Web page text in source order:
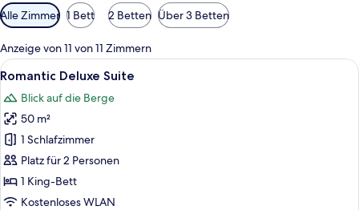
Verfügbare
Filter
für
Zimmer
Alle Zimmer 1 Bett 2 Betten Über 3 Betten
Anzeige von 11 von 11 Zimmern
Alle
Fotos
für
Romantic
Deluxe
Suite
anzeigen
Ein modernes Schlafzimmer mit
8
Romantic Deluxe Suite
Blick auf die Berge
50 m²
1 Schlafzimmer
Platz für 2 Personen
1 King-Bett
Kostenloses WLAN